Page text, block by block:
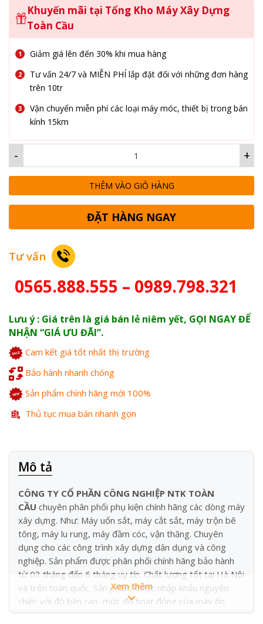
Khuyến mãi tại Tổng Kho Máy Xây Dựng
Toàn Cầu
Giảm giá lên đến 30% khi mua hàng
Tư vấn 24/7 và MIỄN PHÍ lắp đặt đối với những đơn hàng
trên 10tr
Vận chuyển miễn phí các loại máy móc, thiết bị trong bán
kính 15km
+
-
THÊM VÀO GIỎ HÀNG
ĐẶT HÀNG NGAY
Tư vấn
0565.888.555 – 0989.798.321
Lưu ý : Giá trên là giá bán lẻ niêm yết, GỌI NGAY ĐỂ
NHẬN “GIÁ ƯU ĐÃI”.
Cam kết giá tốt nhất thị trường
Bảo hành nhanh chóng
Sản phẩm chính hãng mới 100%
Thủ tục mua bán nhanh gọn
Mô tả
CÔNG TY CỔ PHẦN CÔNG NGHIỆP NTK TOÀN
CẦU chuyên phân phối phụ kiện chính hãng các dòng máy
xây dựng. Như: Máy uốn sắt, máy cắt sắt, máy trộn bê
tông, máy lu rung, máy đầm cóc, vận thăng. Chuyên
dụng cho các công trình xây dựng dân dụng và công
nghiệp. Sản phẩm được phân phối chính hãng bảo hành
từ 03 tháng đến 6 tháng uy tín. Chất lượng tốt tại Hà Nội
và trên toàn quốc. Sản phẩm được nhập khẩu nguyên
chiếc với độ bền cao, mức độ hoạt động của máy ổn
định. Trên thị trường hiện nay có đa dạng các chủng loại,
Xem thêm